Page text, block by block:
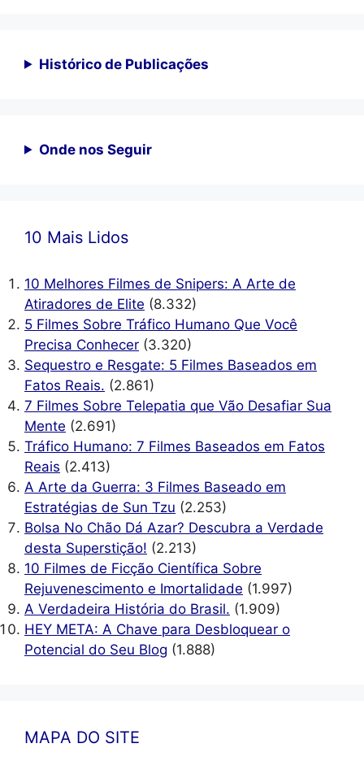
Histórico de Publicações
Onde nos Seguir
10 Mais Lidos
10 Melhores Filmes de Snipers: A Arte de
Atiradores de Elite (8.332)
5 Filmes Sobre Tráfico Humano Que Você
Precisa Conhecer (3.320)
Sequestro e Resgate: 5 Filmes Baseados em
Fatos Reais. (2.861)
7 Filmes Sobre Telepatia que Vão Desafiar Sua
Mente (2.691)
Tráfico Humano: 7 Filmes Baseados em Fatos
Reais (2.413)
A Arte da Guerra: 3 Filmes Baseado em
Estratégias de Sun Tzu (2.253)
Bolsa No Chão Dá Azar? Descubra a Verdade
desta Superstição! (2.213)
10 Filmes de Ficção Científica Sobre
Rejuvenescimento e Imortalidade (1.997)
A Verdadeira História do Brasil. (1.909)
HEY META: A Chave para Desbloquear o
Potencial do Seu Blog (1.888)
MAPA DO SITE